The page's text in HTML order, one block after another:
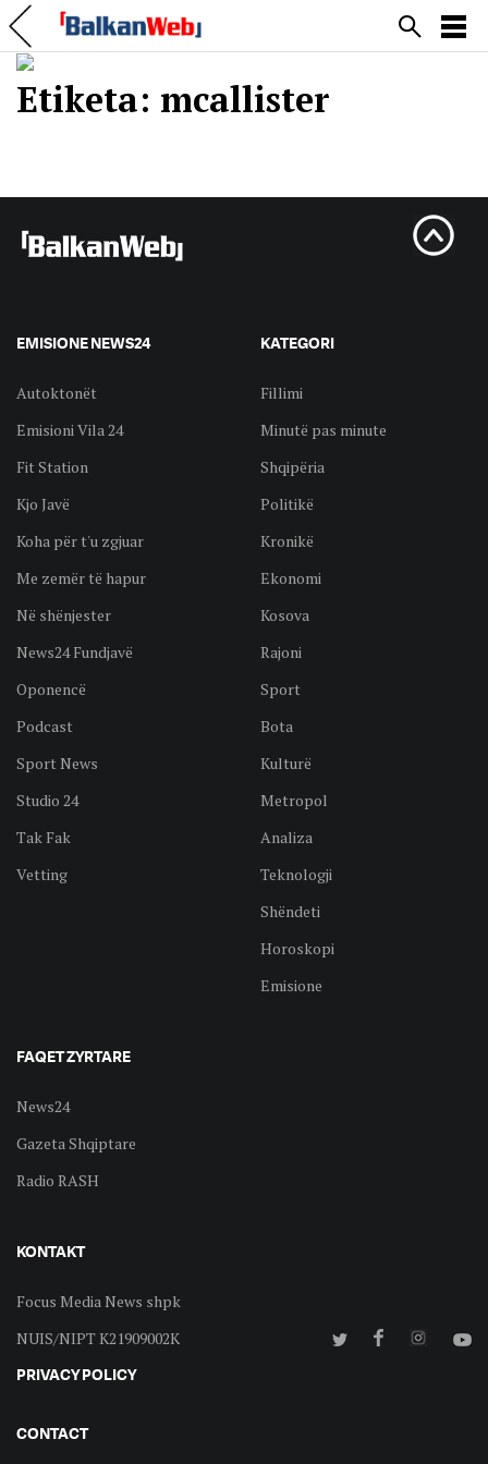
Etiketa: mcallister
EMISIONE NEWS24
Autoktonët
Emisioni Vila 24
Fit Station
Kjo Javë
Koha për t'u zgjuar
Me zemër të hapur
Në shënjester
News24 Fundjavë
Oponencë
Podcast
Sport News
Studio 24
Tak Fak
Vetting
KATEGORI
Fillimi
Minutë pas minute
Shqipëria
Politikë
Kronikë
Ekonomi
Kosova
Rajoni
Sport
Bota
Kulturë
Metropol
Analiza
Teknologji
Shëndeti
Horoskopi
Emisione
FAQET ZYRTARE
News24
Gazeta Shqiptare
Radio RASH
KONTAKT
Focus Media News shpk
NUIS/NIPT K21909002K
PRIVACY POLICY
CONTACT